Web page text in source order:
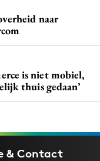
naar
is niet mobiel,
thuis gedaan’
& Contact